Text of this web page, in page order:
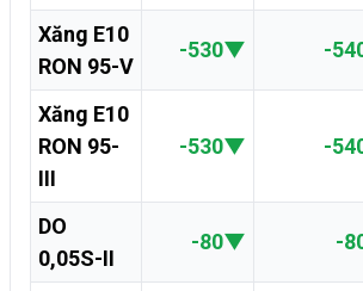
Xăng E10
RON 95-V
-530▼ -
Xăng E10
RON 95-
III
-530▼ -
DO
0,05S-II
-80▼ -